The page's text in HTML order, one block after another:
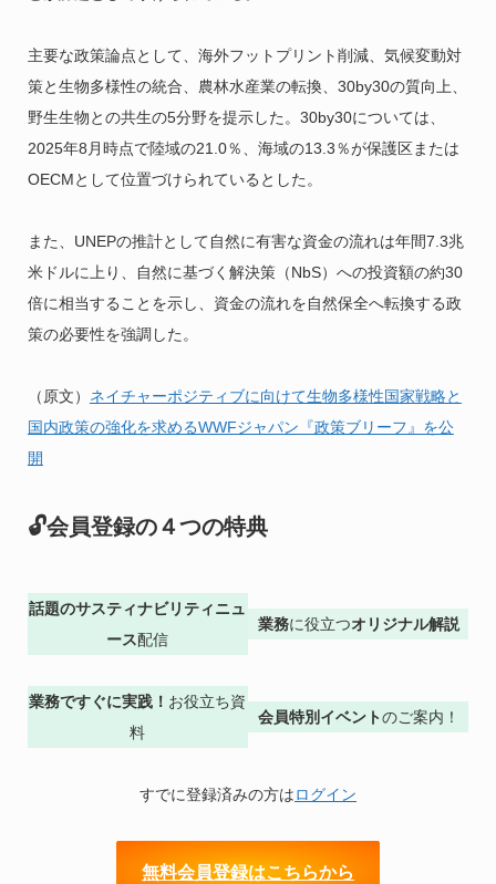
主要な政策論点として、海外フットプリント削減、気候変動対
策と生物多様性の統合、農林水産業の転換、30by30の質向上、
野生生物との共生の5分野を提示した。30by30については、
2025年8月時点で陸域の21.0％、海域の13.3％が保護区または
OECMとして位置づけられているとした。
また、UNEPの推計として自然に有害な資金の流れは年間7.3兆
米ドルに上り、自然に基づく解決策（NbS）への投資額の約30
倍に相当することを示し、資金の流れを自然保全へ転換する政
策の必要性を強調した。
（原文） ネイチャーポジティブに向けて生物多様性国家戦略と
国内政策の強化を求めるWWFジャパン『政策ブリーフ』を公
開
🔓会員登録の４つの特典
話題のサスティナビリティニュ
ース配信
業務に役立つオリジナル解説
業務ですぐに実践！ お役立ち資
料
会員特別イベントのご案内！
すでに登録済みの方はログイン
無料会員登録はこちらから